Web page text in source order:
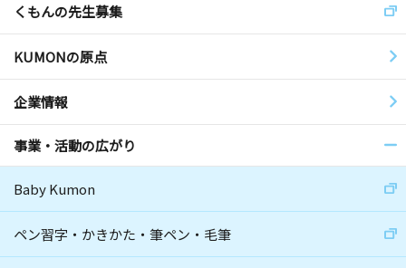
くもんの先生募集
KUMONの原点
企業情報
事業・活動の広がり
Baby Kumon
ペン習字・かきかた・筆ペン・毛筆